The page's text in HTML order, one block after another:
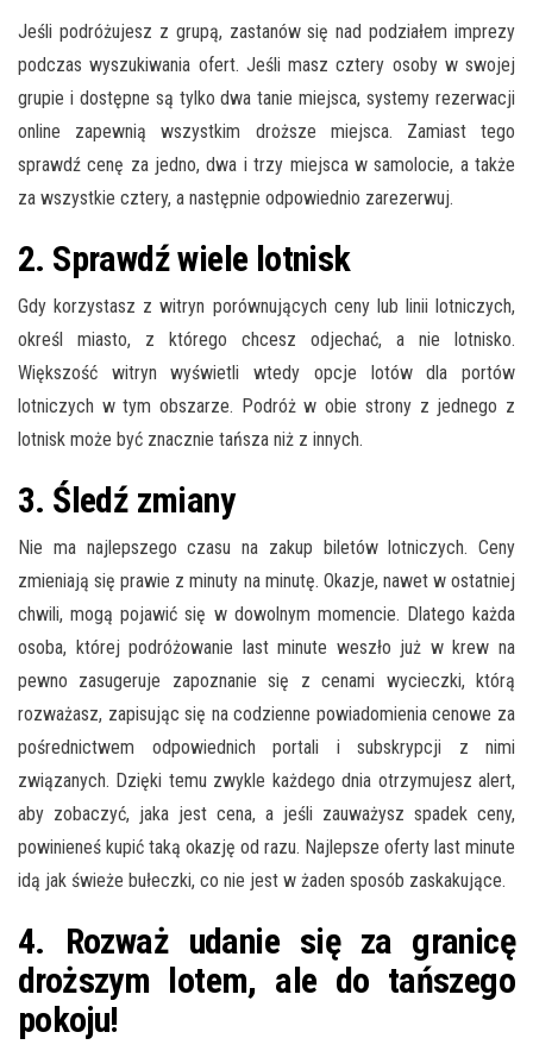
Jeśli podróżujesz z grupą, zastanów się nad podziałem imprezy
podczas wyszukiwania ofert. Jeśli masz cztery osoby w swojej
grupie i dostępne są tylko dwa tanie miejsca, systemy rezerwacji
online zapewnią wszystkim droższe miejsca. Zamiast tego
sprawdź cenę za jedno, dwa i trzy miejsca w samolocie, a także
za wszystkie cztery, a następnie odpowiednio zarezerwuj.
2. Sprawdź wiele lotnisk
Gdy korzystasz z witryn porównujących ceny lub linii lotniczych,
określ miasto, z którego chcesz odjechać, a nie lotnisko.
Większość witryn wyświetli wtedy opcje lotów dla portów
lotniczych w tym obszarze. Podróż w obie strony z jednego z
lotnisk może być znacznie tańsza niż z innych.
3. Śledź zmiany
Nie ma najlepszego czasu na zakup biletów lotniczych. Ceny
zmieniają się prawie z minuty na minutę. Okazje, nawet w ostatniej
chwili, mogą pojawić się w dowolnym momencie. Dlatego każda
osoba, której podróżowanie last minute weszło już w krew na
pewno zasugeruje zapoznanie się z cenami wycieczki, którą
rozważasz, zapisując się na codzienne powiadomienia cenowe za
pośrednictwem odpowiednich portali i subskrypcji z nimi
związanych. Dzięki temu zwykle każdego dnia otrzymujesz alert,
aby zobaczyć, jaka jest cena, a jeśli zauważysz spadek ceny,
powinieneś kupić taką okazję od razu. Najlepsze oferty last minute
idą jak świeże bułeczki, co nie jest w żaden sposób zaskakujące.
4. Rozważ udanie się za granicę
droższym lotem, ale do tańszego
pokoju!